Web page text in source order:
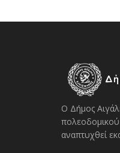
Ο Δήμος
αναπτυχθεί